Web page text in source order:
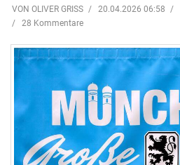
VON OLIVER GRISS 20.04.2026 06:58
28 Kommentare